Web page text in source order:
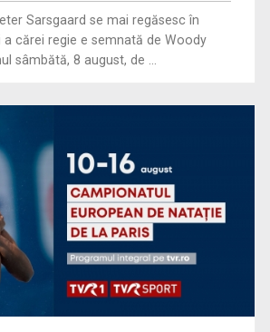
nobilă
și rafinament
Sarsgaard se mai regăsesc în
cărei regie e semnată de Woody
sâmbătă, 8 august, de ...